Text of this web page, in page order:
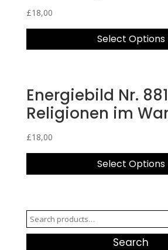
£18,00
Select Options
Energiebild Nr.
Religionen im
£18,00
Select Options
Search
for:
Search